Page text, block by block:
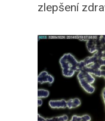
zlepšení